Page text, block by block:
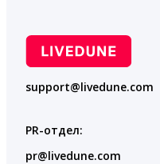
support@livedune.com
PR-отдел:
pr@livedune.com